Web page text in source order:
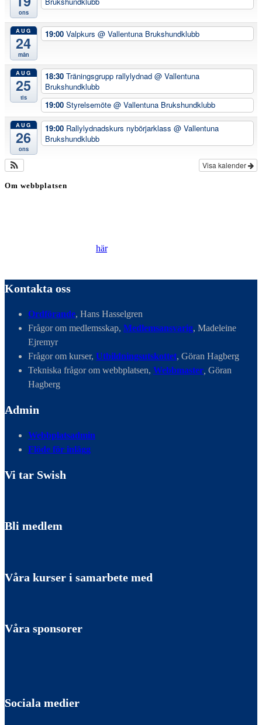
ons
AUG
24
mån
19:00 Valpkurs @ Vallentuna Brukshundklubb
AUG
25
tis
18:30 Träningsgrupp rallylydnad @ Vallentuna
Brukshundklubb
19:00 Styrelsemöte @ Vallentuna Brukshundklubb
AUG
26
ons
19:00 Rallylydnadskurs nybörjarklass @ Vallentuna
Brukshundklubb
Visa kalender
Om webbplatsen
här.
Kontakta oss
Ordförande, Hans Hasselgren
Frågor om medlemsskap, Medlemsansvarig, Madeleine
Ejremyr
Frågor om kurser, Utbildningsutskottet, Göran Hagberg
Tekniska frågor om webbplatsen, Webbmaster Göran
Hagberg
Admin
Webbplatsadmin
Flöde för inlägg
Vi tar Swish
Bli medlem
Våra kurser i samarbete med
Våra sponsorer
Sociala medier